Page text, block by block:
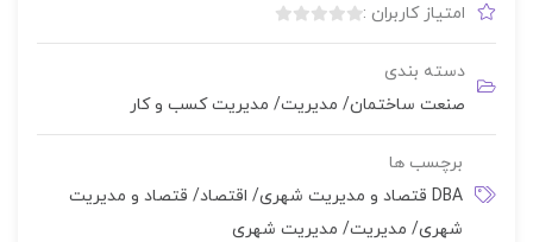
امتیاز کاربران :
رای
دسته بندی
صنعت ساختمان/ مدیریت/ مدیریت کسب و کار
برچسب ها
DBA قتصاد و مدیریت شهری
/ اقتصاد/ قتصاد و مدیریت
شهری/ مدیریت/ مدیریت شهری